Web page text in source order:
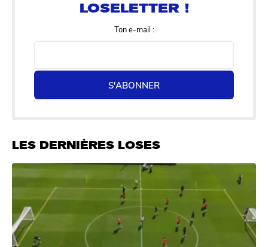
Ton e-mail :
S'ABONNER
LES DERNIÈRES LOSES